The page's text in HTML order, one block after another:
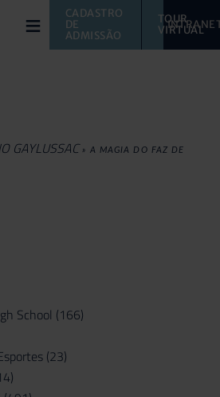
≡
CADASTRO
DE
ADMISSÃO
TOUR
VIRTUAL
GAYLUSSAC » A MAGIA DO FAZ DE
School (166)
(23)